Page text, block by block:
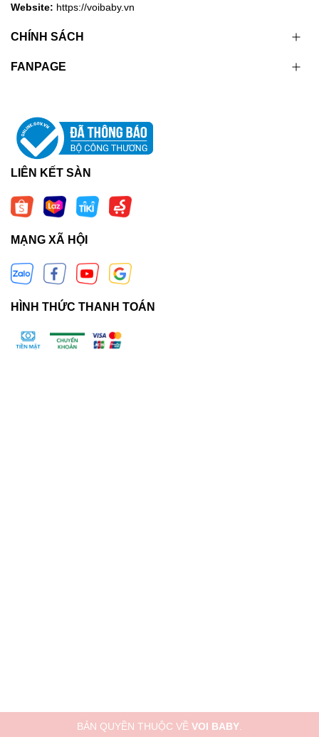
Website: https://voibaby.vn
CHÍNH SÁCH
FANPAGE
LIÊN KẾT SÀN
MẠNG XÃ HỘI
HÌNH THỨC THANH TOÁN
BẢN QUYỀN THUỘC VỀ VOI BABY